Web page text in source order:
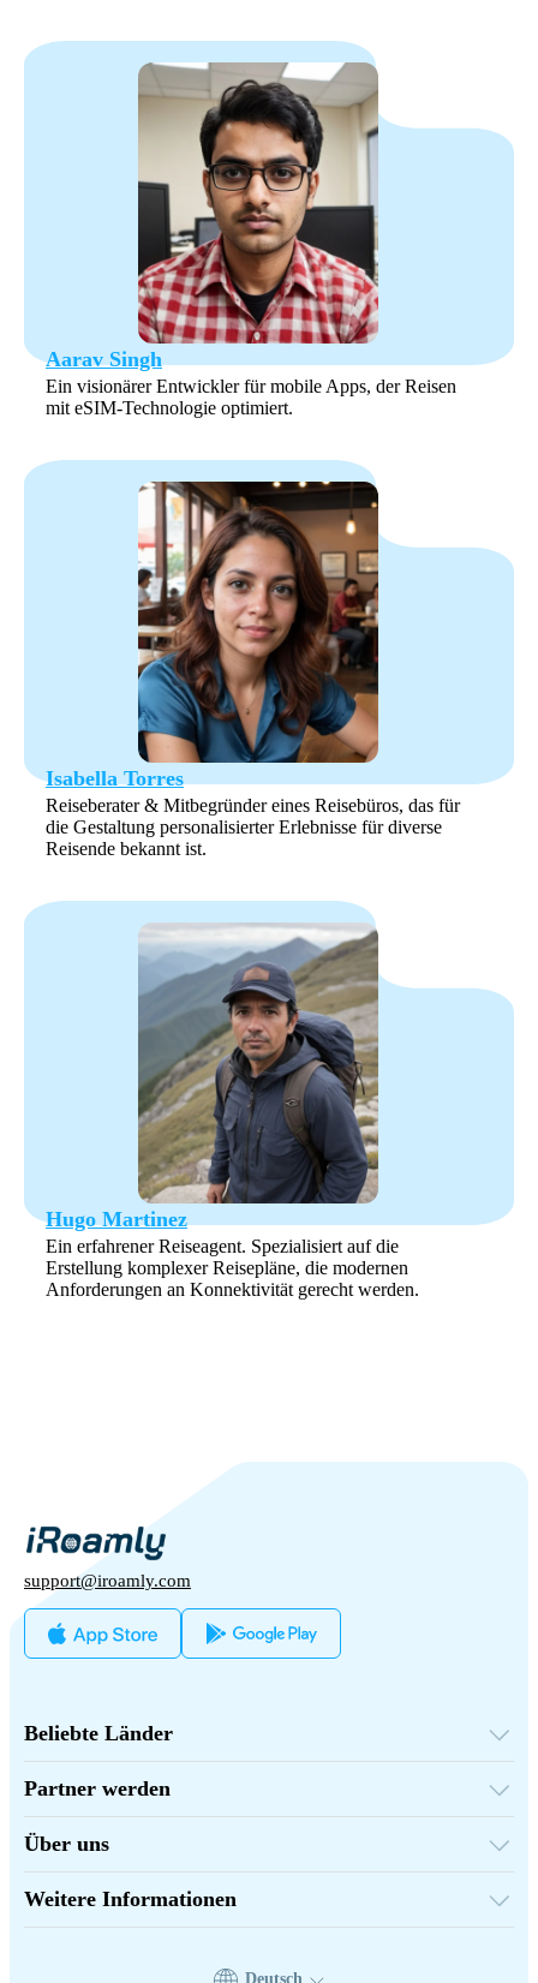
Aarav Singh
Ein visionärer Entwickler für mobile Apps, der Reisen
mit eSIM-Technologie optimiert.
Isabella Torres
Reiseberater & Mitbegründer eines Reisebüros, das für
die Gestaltung personalisierter Erlebnisse für diverse
Reisende bekannt ist.
Hugo Martinez
Ein erfahrener Reiseagent. Spezialisiert auf die
Erstellung komplexer Reisepläne, die modernen
Anforderungen an Konnektivität gerecht werden.
support@iroamly.com
Beliebte Länder
Türkei
Frankreich
Thailand
Japan
Italien
Indien
Spanien
Partner werden
Empfehlen & Verdienen
Partnerprogramm
API-Dokumentation
Über uns
Weitere Informationen
Deutsch